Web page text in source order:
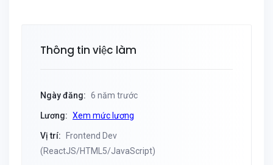
Thông tin việc làm
Ngày đăng: 6 năm trước
Lương: Xem mức lương
Vị trí:
Frontend Dev
(ReactJS/HTML5/JavaScript)